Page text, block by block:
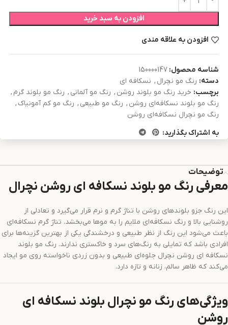
افزودن به سبد خرید
افزودن به علاقه مندی
شناسه محصول: 150000147
دسته: رنگ مو نچرال , نسکافه ای
برچسب: خرید رنگ مو بلوند روشن , رنگ مو آلمانی , رنگ مو بلوند گرم ,
رنگ مو بلوند نسکافه‌ای روشن , رنگ مو طبیعی , رنگ مو کم آمونیاک ,
رنگ مو نچرال نسکافه‌ای روشن
به اشتراک بگذارید:
توضیحات
معرفی رنگ مو بلوند نسکافه‌ ای روشن نچرال
این رنگ جزو بلوندهای روشن با تناژ گرم و نرم قرار می‌گیرد و تعادلی از
روشنایی بالا و رنگ نسکافه‌ای ملایم را به موها می‌بخشد. تناژ گرم نسکافه‌ای
باعث می‌شود این رنگ از نظر طبیعی و درخشندگی یکی از بهترین گزینه‌ها برای
افرادی باشد که تمایلی به رنگ‌های سرد و خاکستری ندارند. رنگ مو بلوند
نسکافه‌ ای روشن نچرال جلوه‌ای طبیعی و بدون زردی ناخواسته روی مو ایجاد
می‌کند که ظاهر سالم، زنانه و تازه دارد.
ویژگی‌های رنگ مو نچرال بلوند نسکافه‌ ای
روشن